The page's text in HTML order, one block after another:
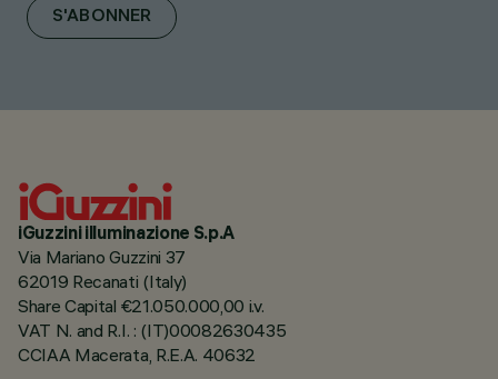
S'ABONNER
iGuzzini illuminazione S.p.A
Via Mariano Guzzini 37
62019 Recanati (Italy)
Share Capital €21.050.000,00 i.v.
VAT N. and R.I. : (IT)00082630435
CCIAA Macerata, R.E.A. 40632